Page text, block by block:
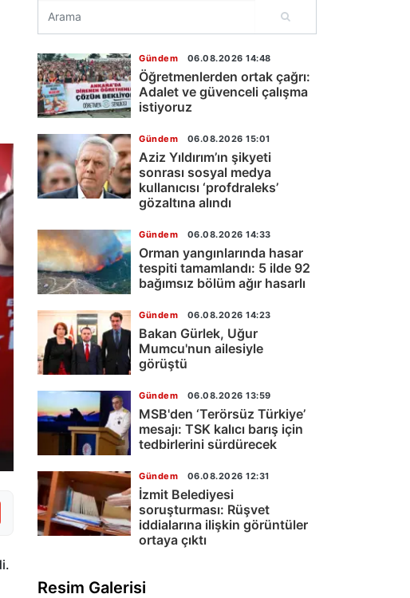
Gündem 06.08.2026 14:48
Öğretmenlerden ortak çağrı:
Adalet ve güvenceli çalışma
istiyoruz
Gündem 06.08.2026 15:01
Aziz Yıldırım’ın şikyeti
sonrası sosyal medya
kullanıcısı ‘profdraleks’
gözaltına alındı
Gündem 06.08.2026 14:33
Orman yangınlarında hasar
tespiti tamamlandı: 5 ilde 92
bağımsız bölüm ağır hasarlı
Gündem 06.08.2026 14:23
Bakan Gürlek, Uğur
Mumcu'nun ailesiyle
görüştü
Gündem 06.08.2026 13:59
MSB'den ‘Terörsüz Türkiye’
mesajı: TSK kalıcı barış için
tedbirlerini sürdürecek
Gündem 06.08.2026 12:31
İzmit Belediyesi
soruşturması: Rüşvet
iddialarına ilişkin görüntüler
ortaya çıktı
Resim Galerisi